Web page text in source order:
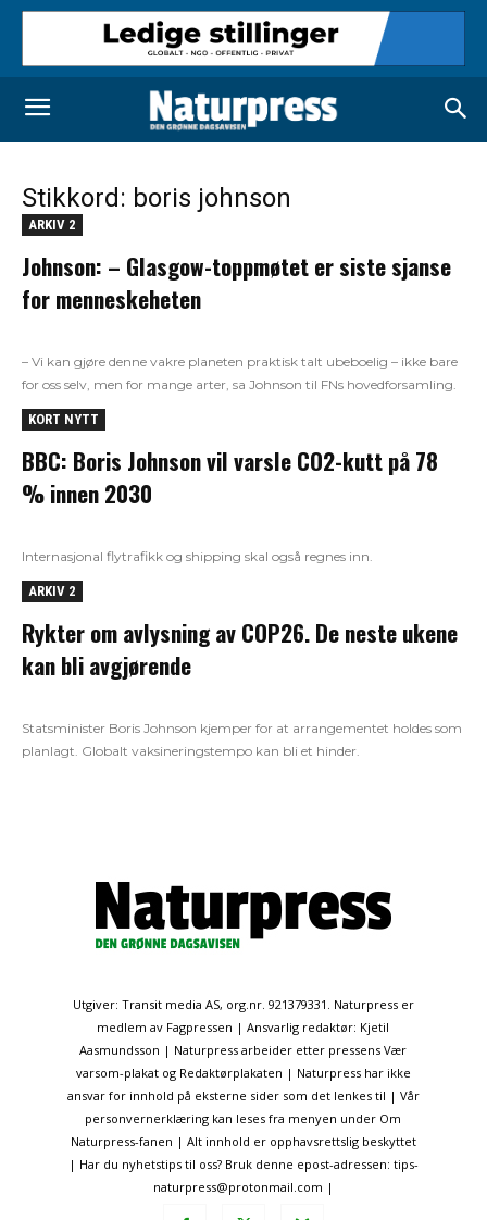
Stikkord: boris johnson
ARKIV 2
Johnson: – Glasgow-toppmøtet er siste sjanse
for menneskeheten
– Vi kan gjøre denne vakre planeten praktisk talt ubeboelig – ikke bare
for oss selv, men for mange arter, sa Johnson til FNs hovedforsamling.
KORT NYTT
BBC: Boris Johnson vil varsle CO2-kutt på 78
% innen 2030
Internasjonal flytrafikk og shipping skal også regnes inn.
ARKIV 2
Rykter om avlysning av COP26. De neste ukene
kan bli avgjørende
Statsminister Boris Johnson kjemper for at arrangementet holdes som
planlagt. Globalt vaksineringstempo kan bli et hinder.
Utgiver: Transit media AS, org.nr. 921379331. Naturpress er
medlem av Fagpressen | Ansvarlig redaktør: Kjetil
Aasmundsson | Naturpress arbeider etter pressens Vær
varsom-plakat og Redaktørplakaten | Naturpress har ikke
ansvar for innhold på eksterne sider som det lenkes til | Vår
personvernerklæring kan leses fra menyen under Om
Naturpress-fanen | Alt innhold er opphavsrettslig beskyttet
| Har du nyhetstips til oss? Bruk denne epost-adressen: tips-
naturpress@protonmail.com |